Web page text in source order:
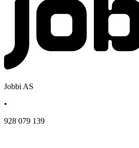
Jobbi AS
•
928 079 139